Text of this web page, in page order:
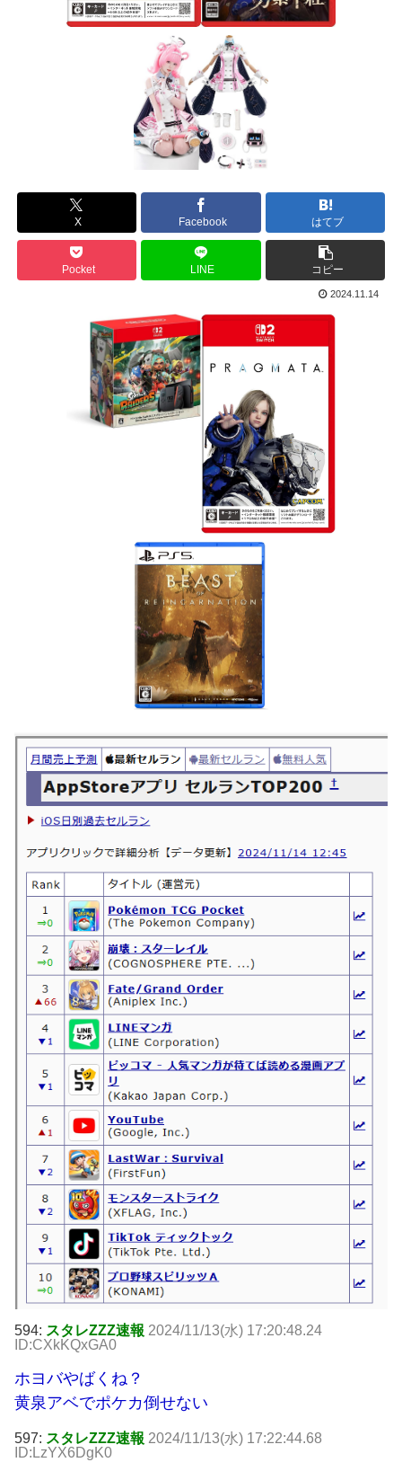
X Facebook はてブ
Pocket LINE コピー
2024.11.14
594: スタレZZZ速報 2024/11/13(水) 17:20:48.24
ID:CXkKQxGA0
ホヨバやばくね？
黄泉アベでポケカ倒せない
597: スタレZZZ速報 2024/11/13(水) 17:22:44.68
ID:LzYX6DgK0